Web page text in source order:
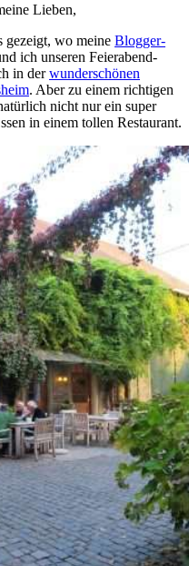
Lieben,
gezeigt, wo meine Blogger-
ich unseren Feierabend-
in derwunderschönen
. Aber zu einem richtigen
nicht nur ein super
in einem tollen Restaurant.